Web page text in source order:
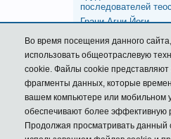
последователей
Грани Агни Йоги
Книги об Учителях и
подвижниках
Работы учеников
последователей
Мудрость Востока
Главная Библиотека
Во время посещения данного сайта,
использовать общеотраслевую технологию,
cookie. Файлы cookie
фрагменты данных, которые временно
вашем компьютере или мобильном
обеспечивают более эффективную
Продолжая просматривать данный